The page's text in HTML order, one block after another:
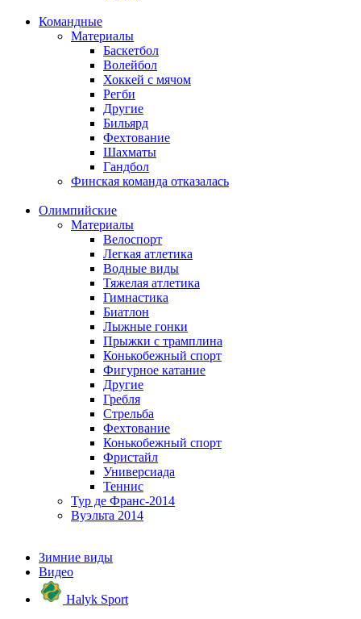
Командные
Материалы
Баскетбол
Волейбол
Хоккей с мячом
Регби
Другие
Бильярд
Фехтование
Шахматы
Гандбол
Финская команда отказалась
Олимпийские
Материалы
Велоспорт
Легкая атлетика
Водные виды
Тяжелая атлетика
Гимнастика
Биатлон
Лыжные гонки
Прыжки с трамплина
Конькобежный спорт
Фигурное катание
Другие
Гребля
Стрельба
Фехтование
Конькобежный спорт
Фристайл
Универсиада
Теннис
Тур де Франс-2014
Вуэльта 2014
Зимние виды
Видео
Halyk Sport